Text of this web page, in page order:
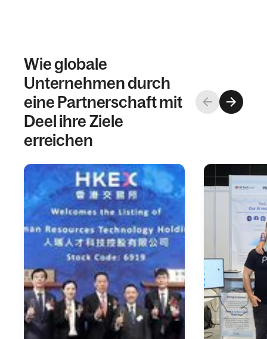
Wie globale
Unternehmen durch
eine Partnerschaft mit
Deel ihre Ziele
erreichen